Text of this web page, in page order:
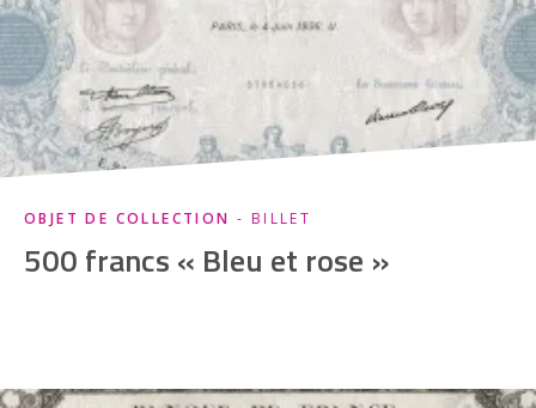
OBJET DE COLLECTION - BILLET
500 francs « Bleu et rose »